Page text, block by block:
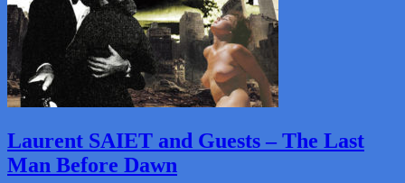
Laurent SAIET and Guests – The Last
Man Before Dawn